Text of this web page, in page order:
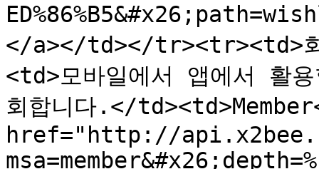
</a></td></tr><tr><td>
<td>모바일에서 앱에서 활
회합니다.</
href="http://